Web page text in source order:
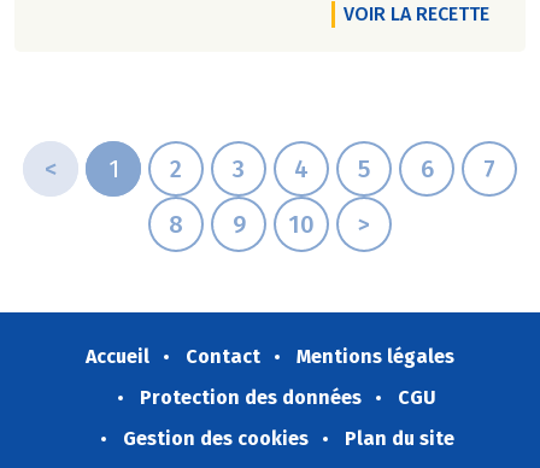
VOIR LA RECETTE
< 1 2 3 4 5 6
7
8
9 10 >
Accueil Contact
Mentions légales
Protection des données
CGU
Gestion des cookies
Plan du site